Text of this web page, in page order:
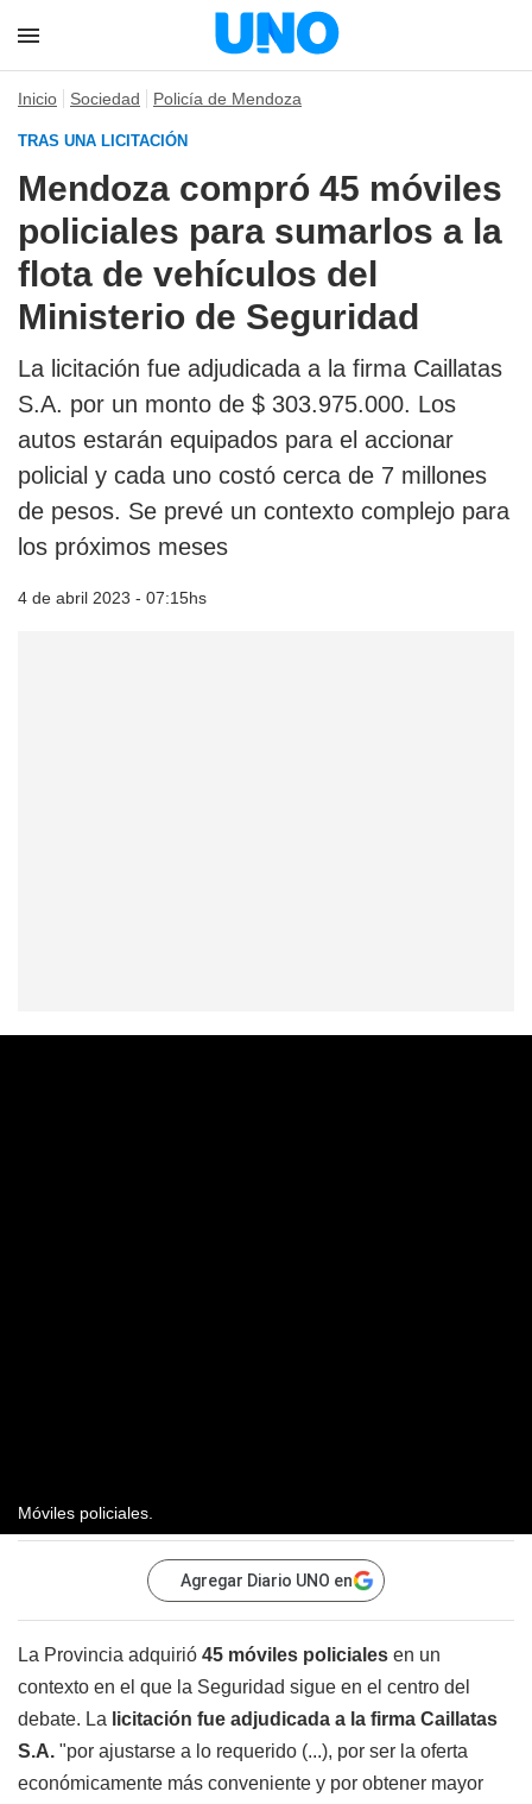
Inicio Sociedad Policía de Mendoza
TRAS UNA LICITACIÓN
Mendoza compró 45 móviles
policiales para sumarlos a la
flota de vehículos del
Ministerio de Seguridad
La licitación fue adjudicada a la firma Caillatas
S.A. por un monto de $ 303.975.000. Los
autos estarán equipados para el accionar
policial y cada uno costó cerca de 7 millones
de pesos. Se prevé un contexto complejo para
los próximos meses
4 de abril 2023 - 07:15hs
Móviles policiales.
Agregar Diario UNO en
La Provincia adquirió 45 móviles policiales en un
contexto en el que la Seguridad sigue en el centro del
debate. La licitación fue adjudicada a la firma Caillatas
S.A. "por ajustarse a lo requerido (...), por ser la oferta
económicamente más conveniente y por obtener mayor